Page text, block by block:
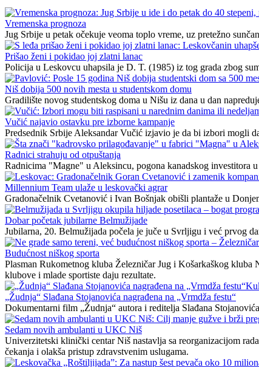
Vremenska prognoza
Jug Srbije u petak očekuje veoma toplo vreme, uz pretežno
Prišao ženi i pokidao joj zlatni lanac
Policija u Leskovcu uhapsila je D. T. (1985) iz tog grada zbog
Niš dobija 500 novih mesta u studentskom domu
Gradilište novog studentskog doma u Nišu iz dana u dan
Vučić najavio ostavku pre izborne kampanje
Predsednik Srbije Aleksandar Vučić izjavio je da bi izbori mogli
Radnici strahuju od otpuštanja
Radnicima "Magne" u Aleksincu, pogona kanadskog investitora
Millennium Team ulaže u leskovački agrar
Gradonačelnik Cvetanović i Ivan Bošnjak obišli plantaže u
Dobar početak jubilarne Belmužijade
Jubilarna, 20. Belmužijada počela je juče u Svrljigu i već prvog
Budućnost niškog sporta
Plasman Rukometnog kluba Železničar Jug i Košarkaškog
klubove i mlade sportiste daju rezultate.
„Žudnja“ Slađana Stojanovića nagrađena na „Vrmdža festu“
Dokumentarni film „Žudnja“ autora i reditelja Slađana
Sedam novih ambulanti u UKC Niš
Univerzitetski klinički centar Niš nastavlja sa reorganizacijom
čekanja i olakša pristup zdravstvenim uslugama.